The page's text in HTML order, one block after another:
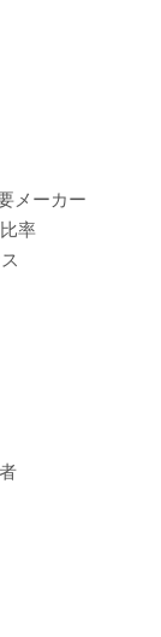
メーカー
率